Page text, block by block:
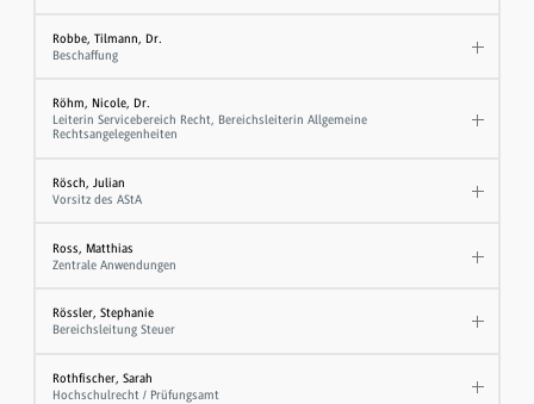
Robbe, Tilmann, Dr.
Beschaffung
Röhm, Nicole, Dr.
Leiterin Servicebereich Recht, Bereichsleiterin Allgemeine
Rechtsangelegenheiten
Rösch, Julian
Vorsitz des AStA
Ross, Matthias
Zentrale Anwendungen
Rössler, Stephanie
Bereichsleitung Steuer
Rothfischer, Sarah
Hochschulrecht / Prüfungsamt